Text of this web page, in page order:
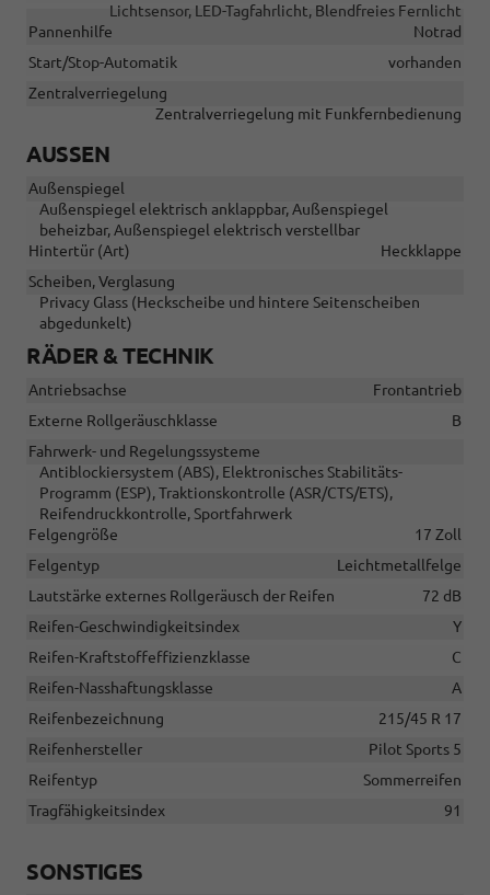
Lichtsensor, LED-Tagfahrlicht, Blendfreies Fernlicht
Pannenhilfe
Notrad
Start/Stop-Automatik
vorhanden
Zentralverriegelung
Zentralverriegelung mit Funkfernbedienung
AUSSEN
Außenspiegel
Außenspiegel elektrisch anklappbar, Außenspiegel
beheizbar, Außenspiegel elektrisch verstellbar
Hintertür (Art)
Heckklappe
Scheiben, Verglasung
Privacy Glass (Heckscheibe und hintere Seitenscheiben
abgedunkelt)
RÄDER & TECHNIK
Antriebsachse
Frontantrieb
Externe Rollgeräuschklasse
B
Fahrwerk- und Regelungssysteme
Antiblockiersystem (ABS), Elektronisches Stabilitäts-
Programm (ESP), Traktionskontrolle (ASR/CTS/ETS),
Reifendruckkontrolle, Sportfahrwerk
Felgengröße
17 Zoll
Felgentyp
Leichtmetallfelge
Lautstärke externes Rollgeräusch der Reifen
72 dB
Reifen-Geschwindigkeitsindex
Y
Reifen-Kraftstoffeffizienzklasse
C
Reifen-Nasshaftungsklasse
A
Reifenbezeichnung
215/45 R 17
Reifenhersteller
Pilot Sports 5
Reifentyp
Sommerreifen
Tragfähigkeitsindex
91
SONSTIGES